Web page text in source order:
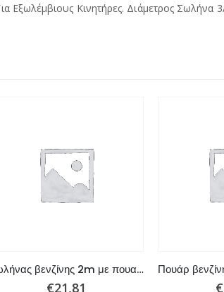
Κινητήρες. Διάμετρος Σωλήνα
Σωλήνας βενζίνης 2m με πουαρ 8mm
€21,81 €